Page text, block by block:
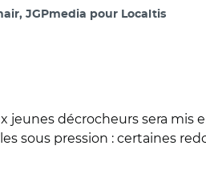
JGPmedia pour Localtis
jeunes décrocheurs sera mis
sous pression : certaines